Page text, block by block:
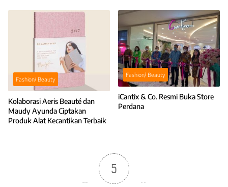
Fashion/ Beauty
Kolaborasi Aeris Beauté dan
Maudy Ayunda Ciptakan
Produk Alat Kecantikan Terbaik
Fashion/ Beauty
iCantix & Co. Resmi Buka Store
Perdana
5